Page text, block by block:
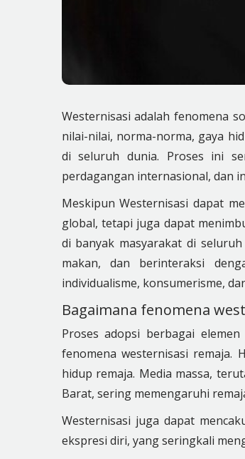
Westernisasi adalah fenomena
nilai-nilai, norma-norma, gaya
di seluruh dunia. Proses ini
perdagangan internasional, dan
Meskipun Westernisasi dapat
global, tetapi juga dapat
di banyak masyarakat di
makan, dan berinteraksi
individualisme, konsumerisme,
Bagaimana fenomena
Proses adopsi berbagai
fenomena westernisasi remaja.
hidup remaja. Media massa,
Barat, sering memengaruhi
Westernisasi juga dapat
ekspresi diri, yang seringkali